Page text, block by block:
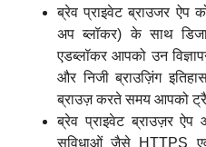
ब्रेव प्राइवेट ब्राउजर ऐप
अप ब्लॉकर) के साथ
एडब्लॉकर आपको उन
और निजी ब्राउज़िंग
ब्राउज़ करते समय आपको
ब्रेव प्राइवेट ब्राउज़र ऐप
सुविधाओं जैसे HTTPS